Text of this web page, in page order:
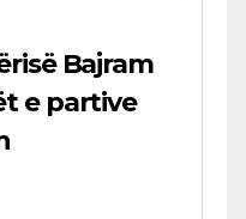
Bajram
e partive